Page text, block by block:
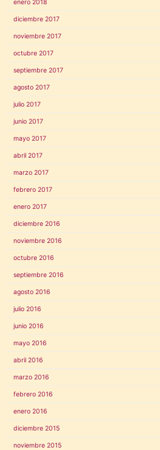
enero 2018
diciembre 2017
noviembre 2017
octubre 2017
septiembre 2017
agosto 2017
julio 2017
junio 2017
mayo 2017
abril 2017
marzo 2017
febrero 2017
enero 2017
diciembre 2016
noviembre 2016
octubre 2016
septiembre 2016
agosto 2016
julio 2016
junio 2016
mayo 2016
abril 2016
marzo 2016
febrero 2016
enero 2016
diciembre 2015
noviembre 2015